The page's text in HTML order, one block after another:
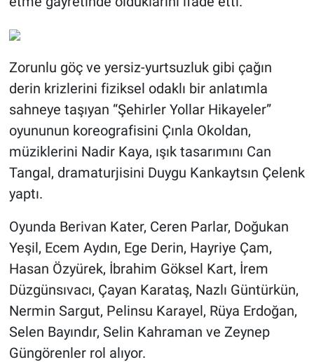
Zorunlu göç ve yersiz-yurtsuzluk gibi çağın
derin krizlerini fiziksel odaklı bir anlatımla
sahneye taşıyan “Şehirler Yollar Hikayeler”
oyununun koreografisini Çınla Okoldan,
müziklerini Nadir Kaya, ışık tasarımını Can
Tangal, dramaturjisini Duygu Kankaytsın Çelenk
yaptı.
Oyunda Berivan Kater, Ceren Parlar, Doğukan
Yeşil, Ecem Aydın, Ege Derin, Hayriye Çam,
Hasan Özyürek, İbrahim Göksel Kart, İrem
Düzgünsıvacı, Çayan Karataş, Nazlı Güntürkün,
Nermin Sargut, Pelinsu Karayel, Rüya Erdoğan,
Selen Bayındır, Selin Kahraman ve Zeynep
Güngörenler rol alıyor.